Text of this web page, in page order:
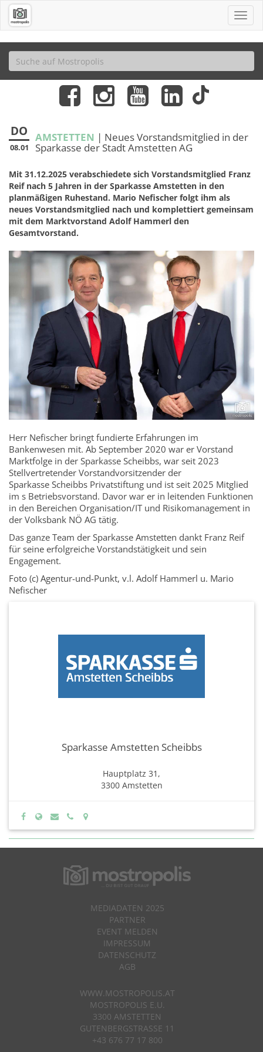
DO
08.01
AMSTETTEN | Neues Vorstandsmitglied in der
Sparkasse der Stadt Amstetten AG
Mit 31.12.2025 verabschiedete sich Vorstandsmitglied Franz
Reif nach 5 Jahren in der Sparkasse Amstetten in den
planmäßigen Ruhestand. Mario Nefischer folgt ihm als
neues Vorstandsmitglied nach und komplettiert gemeinsam
mit dem Marktvorstand Adolf Hammerl den
Gesamtvorstand.
Herr Nefischer bringt fundierte Erfahrungen im
Bankenwesen mit. Ab September 2020 war er Vorstand
Marktfolge in der Sparkasse Scheibbs, war seit 2023
Stellvertretender Vorstandvorsitzender der
Sparkasse Scheibbs Privatstiftung und ist seit 2025 Mitglied
im s Betriebsvorstand. Davor war er in leitenden Funktionen
in den Bereichen Organisation/IT und Risikomanagement in
der Volksbank NÖ AG tätig.
Das ganze Team der Sparkasse Amstetten dankt Franz Reif
für seine erfolgreiche Vorstandstätigkeit und sein
Engagement.
Foto (c) Agentur-und-Punkt, v.l. Adolf Hammerl u. Mario
Nefischer
Sparkasse Amstetten Scheibbs
Hauptplatz 31,
3300 Amstetten
MEDIADATEN 2025
PARTNER
EVENT MELDEN
IMPRESSUM
DATENSCHUTZ
AGB
WWW.MOSTROPOLIS.AT
MOSTROPOLIS E.U.
3300 AMSTETTEN
GUTENBERGSTRASSE 11
+43 676 77 17 800